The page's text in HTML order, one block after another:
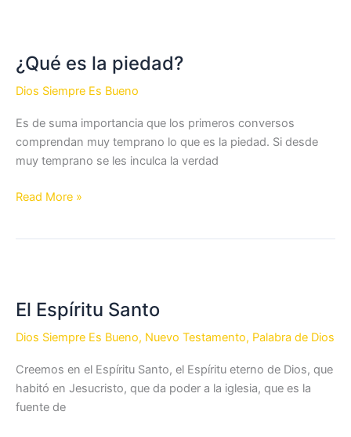
¿Qué es la piedad?
Dios Siempre Es Bueno
Es de suma importancia que los primeros conversos
comprendan muy temprano lo que es la piedad. Si desde
muy temprano se les inculca la verdad
¿Qué
Read More »
El Espíritu Santo
Dios Siempre Es Bueno, Nuevo Testamento, Palabra de Dios
Creemos en el Espíritu Santo, el Espíritu eterno de Dios, que
habitó en Jesucristo, que da poder a la iglesia, que es la
fuente de